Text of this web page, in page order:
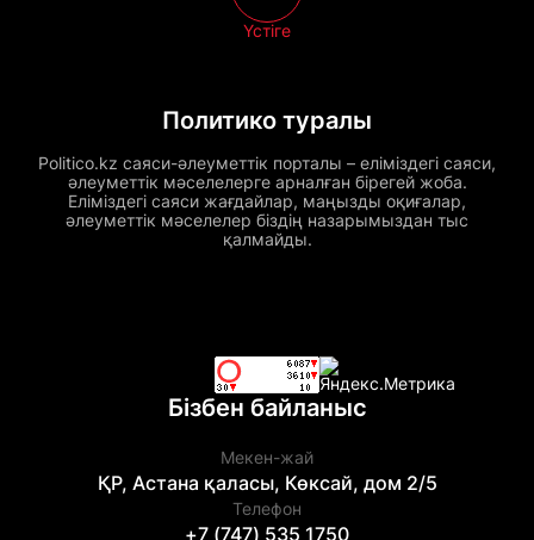
Политико туралы
Politico.kz саяси-әлеуметтік порталы – еліміздегі саяси,
әлеуметтік мәселелерге арналған бірегей жоба.
Еліміздегі саяси жағдайлар, маңызды оқиғалар,
әлеуметтік мәселелер біздің назарымыздан тыс
қалмайды.
Үстіге
Бізбен байланыс
Мекен-жай
ҚР, Астана қаласы, Көксай, дом 2/5
Телефон
+7 (747) 535 1750